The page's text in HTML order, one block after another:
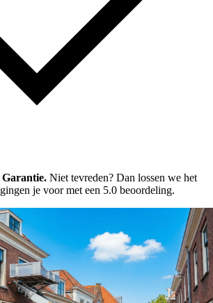
Garantie. Niet tevreden? Dan lossen we het
je voor met een 5.0 beoordeling.